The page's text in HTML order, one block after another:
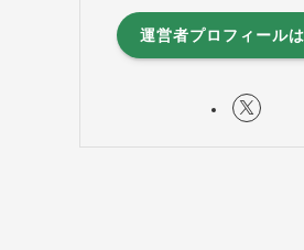
運営者プロフィール